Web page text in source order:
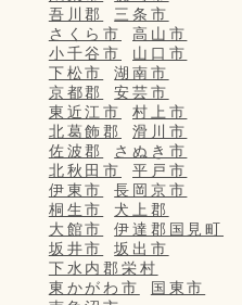
吾川郡
三条市
さくら市
高山市
小千谷市
山口市
下松市
湖南市
京都郡
安芸市
東近江市
村上市
北葛飾郡
滑川市
佐波郡
さぬき市
北秋田市
平戸市
伊東市
長岡京市
桐生市
犬上郡
大館市
伊達郡国見町
坂井市
坂出市
下水内郡栄村
東かがわ市
国東市